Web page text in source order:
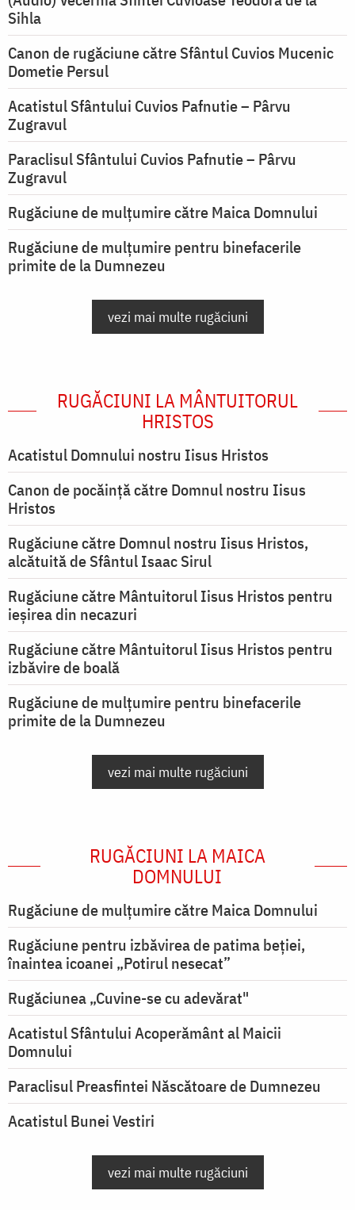
Sihla
Canon de rugăciune către Sfântul Cuvios Mucenic
Dometie Persul
Acatistul Sfântului Cuvios Pafnutie – Pârvu
Zugravul
Paraclisul Sfântului Cuvios Pafnutie – Pârvu
Zugravul
Rugăciune de mulţumire către Maica Domnului
Rugăciune de mulțumire pentru binefacerile
primite de la Dumnezeu
vezi mai multe rugăciuni
RUGĂCIUNI LA MÂNTUITORUL
HRISTOS
Acatistul Domnului nostru Iisus Hristos
Canon de pocăință către Domnul nostru Iisus
Hristos
Rugăciune către Domnul nostru Iisus Hristos,
alcătuită de Sfântul Isaac Sirul
Rugăciune către Mântuitorul Iisus Hristos pentru
ieşirea din necazuri
Rugăciune către Mântuitorul Iisus Hristos pentru
izbăvire de boală
Rugăciune de mulțumire pentru binefacerile
primite de la Dumnezeu
vezi mai multe rugăciuni
RUGĂCIUNI LA MAICA
DOMNULUI
Rugăciune de mulţumire către Maica Domnului
Rugăciune pentru izbăvirea de patima beției,
înaintea icoanei „Potirul nesecat”
Rugăciunea „Cuvine-se cu adevărat"
Acatistul Sfântului Acoperământ al Maicii
Domnului
Paraclisul Preasfintei Născătoare de Dumnezeu
Acatistul Bunei Vestiri
vezi mai multe rugăciuni